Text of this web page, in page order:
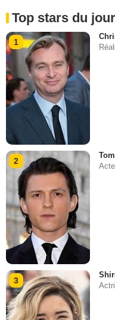
Top stars du jour
1
2
3